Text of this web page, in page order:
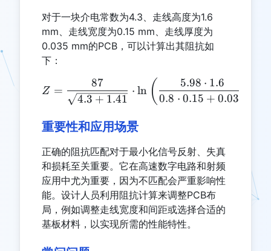
对于一块介电常数为4.3、走线高度为1.6
mm、走线宽度为0.15 mm、走线厚度为
0.035 mm的PCB，可以计算出其阻抗如
下：
Z = \frac{87}{\sqrt{4.3
Z =
4.3 + 1.41
87
⋅ ln ( 0.8 ⋅ 0.15 + 0.035
5.98 ⋅ 1.6
重要性和应用场景
正确的阻抗匹配对于最小化信号反射、失真
和损耗至关重要。它在高速数字电路和射频
应用中尤为重要，因为不匹配会严重影响性
能。设计人员利用阻抗计算来调整PCB布
局，例如调整走线宽度和间距或选择合适的
基板材料，以实现所需的性能特性。